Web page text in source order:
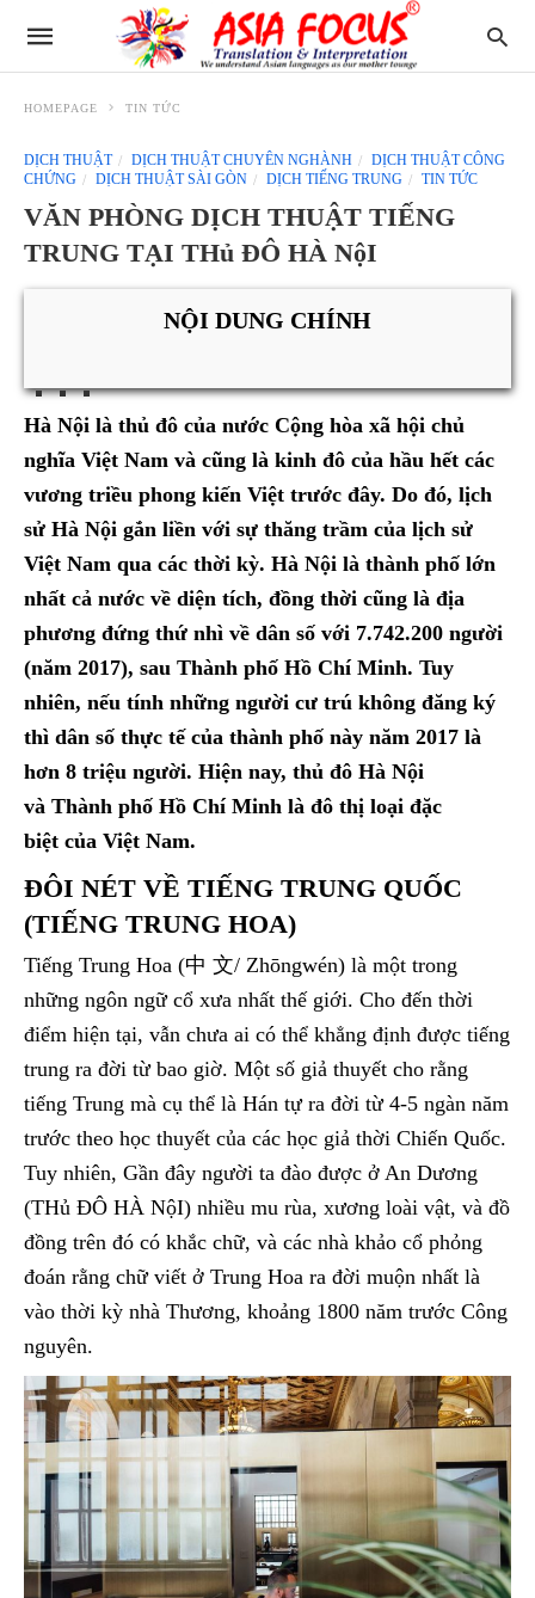
HOMEPAGE TIN TỨC
DỊCH THUẬT DỊCH THUẬT CHUYÊN NGHÀNH
DỊCH THUẬT CÔNG
CHỨNG
DỊCH THUẬT SÀI GÒN DỊCH TIẾNG TRUNG TIN TỨC
VĂN PHÒNG DỊCH THUẬT TIẾNG
TRUNG TẠI THủ ĐÔ HÀ NộI
NỘI DUNG CHÍNH
Hà Nội là thủ đô của nước Cộng hòa xã hội chủ
nghĩa Việt Nam và cũng là kinh đô của hầu hết các
vương triều phong kiến Việt trước đây. Do đó, lịch
sử Hà Nội gắn liền với sự thăng trầm của lịch sử
Việt Nam qua các thời kỳ. Hà Nội là thành phố lớn
nhất cả nước về diện tích, đồng thời cũng là địa
phương đứng thứ nhì về dân số với 7.742.200 người
(năm 2017), sau Thành phố Hồ Chí Minh. Tuy
nhiên, nếu tính những người cư trú không đăng ký
thì dân số thực tế của thành phố này năm 2017 là
hơn 8 triệu người. Hiện nay, thủ đô Hà Nội
và Thành phố Hồ Chí Minh là đô thị loại đặc
biệt của Việt Nam.
ĐÔI NÉT VỀ TIẾNG TRUNG QUỐC
(TIẾNG TRUNG HOA)
Tiếng Trung Hoa (中 文/ Zhōngwén) là một trong
những ngôn ngữ cổ xưa nhất thế giới. Cho đến thời
điểm hiện tại, vẫn chưa ai có thể khẳng định được tiếng
trung ra đời từ bao giờ. Một số giả thuyết cho rằng
tiếng Trung mà cụ thể là Hán tự ra đời từ 4-5 ngàn năm
trước theo học thuyết của các học giả thời Chiến Quốc.
Tuy nhiên, Gần đây người ta đào được ở An Dương
(THủ ĐÔ HÀ NộI) nhiều mu rùa, xương loài vật, và đồ
đồng trên đó có khắc chữ, và các nhà khảo cổ phỏng
đoán rằng chữ viết ở Trung Hoa ra đời muộn nhất là
vào thời kỳ nhà Thương, khoảng 1800 năm trước Công
nguyên.